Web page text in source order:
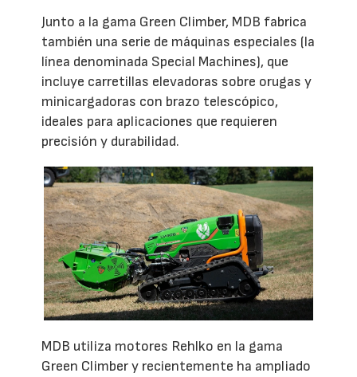
Junto a la gama Green Climber, MDB fabrica
también una serie de máquinas especiales (la
línea denominada Special Machines), que
incluye carretillas elevadoras sobre orugas y
minicargadoras con brazo telescópico,
ideales para aplicaciones que requieren
precisión y durabilidad.
MDB utiliza motores Rehlko en la gama
Green Climber y recientemente ha ampliado